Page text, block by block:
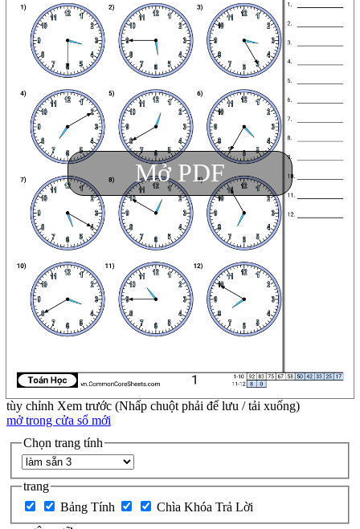
Mở PDF
tùy chỉnh Xem trước (Nhấp chuột phải để lưu / tải xuống)
mở trong cửa sổ mới
Chọn trang tính
trang
Bảng Tính
Chìa Khóa Trả Lời